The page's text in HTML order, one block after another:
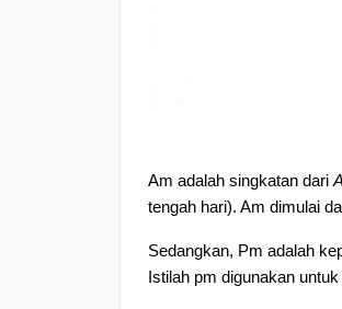
Am adalah singkatan dari
tengah hari). Am dimulai
Sedangkan, Pm adalah
Istilah pm digunakan